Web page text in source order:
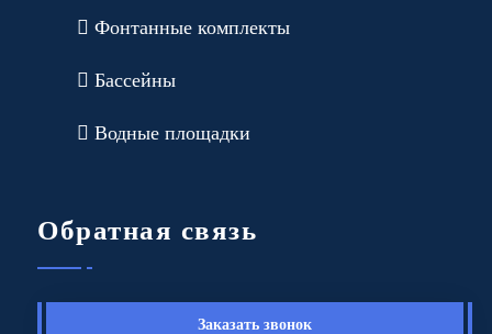
Фонтанные комплекты
Бассейны
Водные площадки
Обратная связь
Заказать звонок